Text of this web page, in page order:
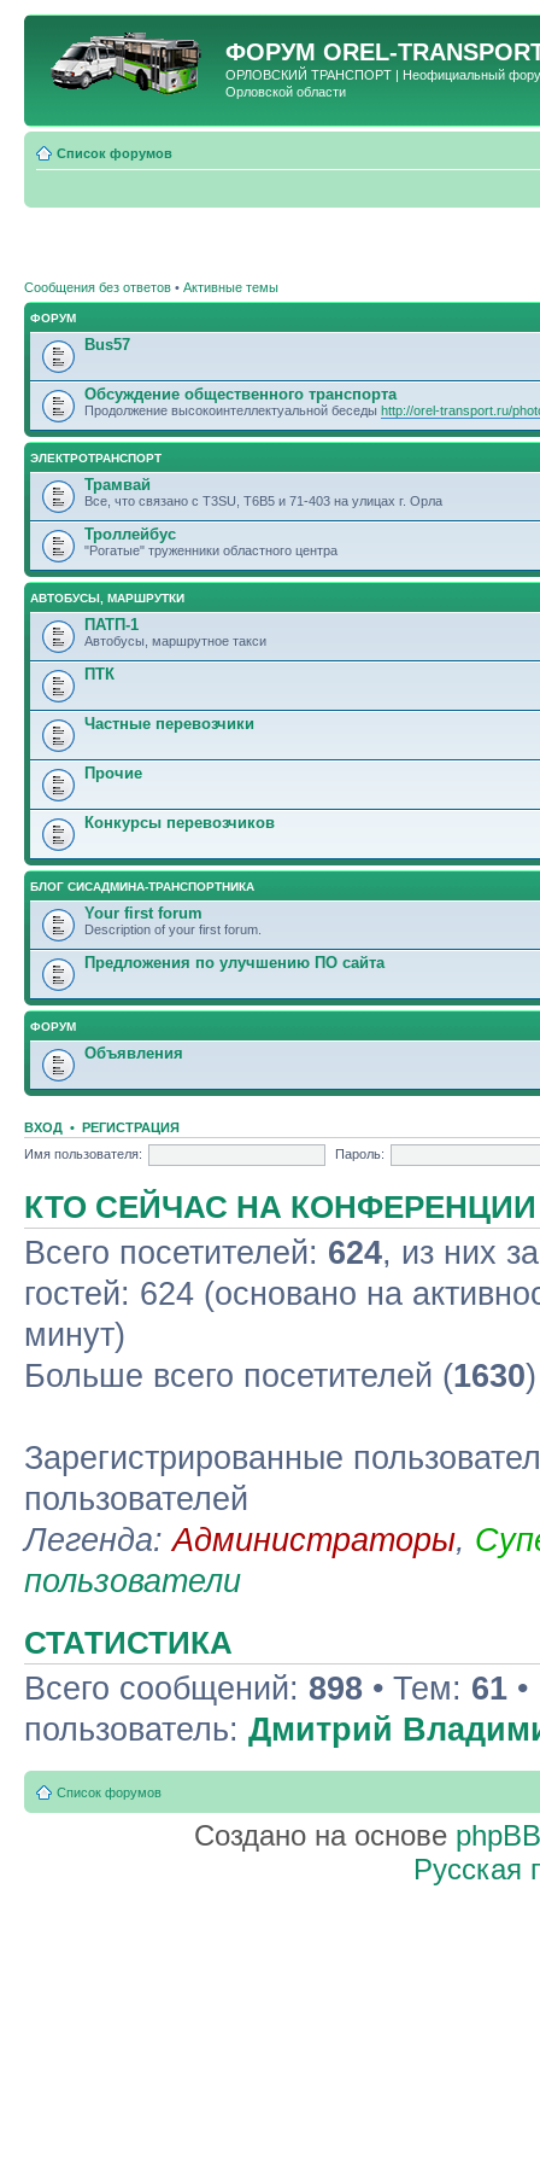
ФОРУМ OREL-
ОРЛОВСКИЙ ТРАНСПОРТ | Неофициальный форум
Орловской области
Список форумов
Сообщения без ответов • Активные темы
ФОРУМ
Bus57
Обсуждение общественного транспорта
Продолжение высокоинтеллектуальной беседы http://orel-transport.ru/
ЭЛЕКТРОТРАНСПОРТ
Трамвай
Все, что связано с T3SU, T6B5 и 71-403 на улицах г. Орла
Троллейбус
"Рогатые" труженники областного центра
АВТОБУСЫ, МАРШРУТКИ
ПАТП-1
Автобусы, маршрутное такси
ПТК
Частные перевозчики
Прочие
Конкурсы перевозчиков
БЛОГ СИСАДМИНА-ТРАНСПОРТНИКА
Your first forum
Description of your first forum.
Предложения по улучшению ПО сайта
ФОРУМ
Объявления
ВХОД • РЕГИСТРАЦИЯ
Имя пользователя:
Пароль:
КТО СЕЙЧАС НА КОНФЕРЕНЦИИ
Всего посетителей: 624, из них
гостей: 624 (основано на
минут)
Больше всего посетителей (1630
Зарегистрированные
пользователей
Легенда:Администраторы,
пользователи
СТАТИСТИКА
Всего сообщений: 898 • Тем: 61
пользователь: Дмитрий
Список форумов
Создано на основе phpBB
Русская